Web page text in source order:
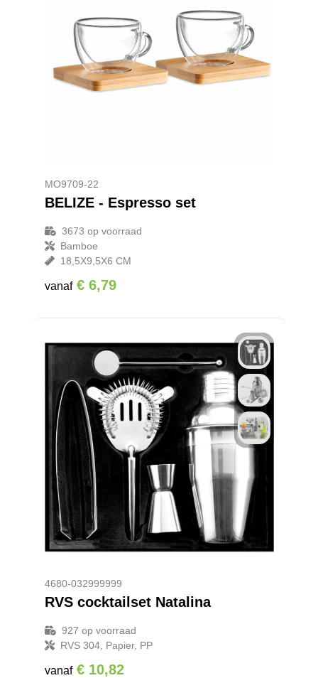
MO9709-22
BELIZE - Espresso set
3673 op voorraad
Bamboe
18,5X9,5X6 CM
vanaf € 6,79
4680-032999999
RVS cocktailset Natalina
927 op voorraad
RVS 304, Papier, PP
vanaf € 10,82